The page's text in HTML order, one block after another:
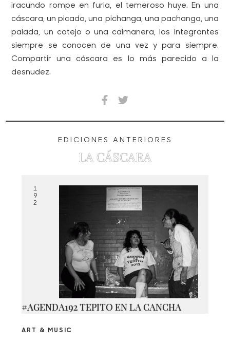
LA CÁSCARA
iracundo rompe en furia, el temeroso huye. En una
cáscara, un picado, una pichanga, una pachanga, una
palada, un cotejo o una caimanera, los integrantes
siempre se conocen de una vez y para siempre.
Compartir una cáscara es lo más parecido a la
desnudez.
EDICIONES ANTERIORES
1
9
2
#AGENDA192 TEPITO EN LA CANCHA
ART & MUSIC